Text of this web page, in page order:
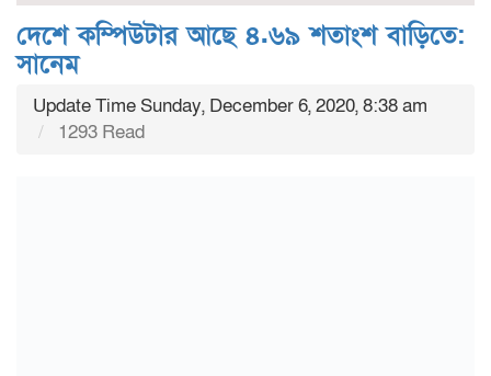
দেশে কম্পিউটার আছে ৪.৬৯ শতাংশ বাড়িতে:
সানেম
Update Time Sunday, December 6, 2020, 8:38 am
1293 Read